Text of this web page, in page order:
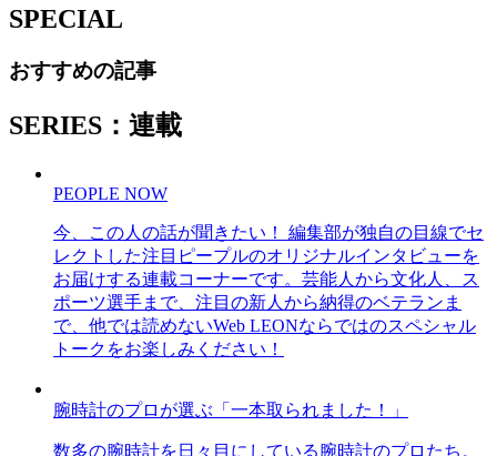
SPECIAL
おすすめの記事
SERIES：連載
PEOPLE NOW
今、この人の話が聞きたい！ 編集部が独自の目線でセ
レクトした注目ピープルのオリジナルインタビューを
お届けする連載コーナーです。芸能人から文化人、ス
ポーツ選手まで、注目の新人から納得のベテランま
で、他では読めないWeb LEONならではのスペシャル
トークをお楽しみください！
腕時計のプロが選ぶ「一本取られました！」
数多の腕時計を日々目にしている腕時計のプロたち。